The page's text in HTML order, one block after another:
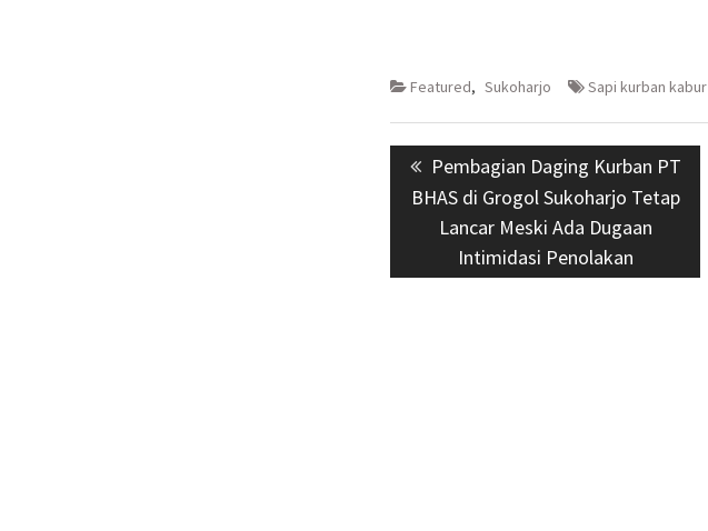
Featured, Sukoharjo Sapi kurban kabur
Navigasi
pos Previous
post:
Pembagian Daging Kurban PT
BHAS di Grogol Sukoharjo Tetap
Lancar Meski Ada Dugaan
Intimidasi Penolakan